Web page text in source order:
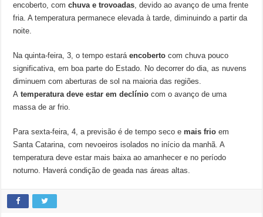
encoberto, comchuva e trovoadas, devido ao avanço de uma frente
fria. A temperatura permanece elevada à tarde, diminuindo a partir da
noite.
Na quinta-feira, 3, o tempo estaráencoberto com chuva pouco
significativa, em boa parte do Estado. No decorrer do dia, as nuvens
diminuem com aberturas de sol na maioria das regiões.
Atemperatura deve estar em declínio com o avanço de uma
massa de ar frio.
Para sexta-feira, 4, a previsão é de tempo seco emais frio em
Santa Catarina, com nevoeiros isolados no início da manhã. A
temperatura deve estar mais baixa ao amanhecer e no período
noturno. Haverá condição de geada nas áreas altas.